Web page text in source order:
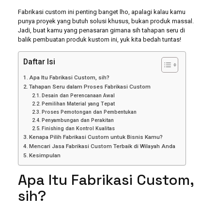
Fabrikasi custom ini penting banget lho, apalagi kalau kamu
punya proyek yang butuh solusi khusus, bukan produk massal.
Jadi, buat kamu yang penasaran gimana sih tahapan seru di
balik pembuatan produk kustom ini, yuk kita bedah tuntas!
Daftar Isi
Apa Itu Fabrikasi Custom, sih?
Tahapan Seru dalam Proses Fabrikasi Custom
Desain dan Perencanaan Awal
Pemilihan Material yang Tepat
Proses Pemotongan dan Pembentukan
Penyambungan dan Perakitan
Finishing dan Kontrol Kualitas
Kenapa Pilih Fabrikasi Custom untuk Bisnis Kamu?
Mencari Jasa Fabrikasi Custom Terbaik di Wilayah Anda
Kesimpulan
Apa Itu Fabrikasi Custom,
sih?